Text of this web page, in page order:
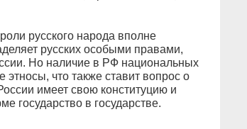
русского народа вполне
русских особыми правами,
Но наличие в РФ национальных
что также ставит вопрос о
имеет свою конституцию и
государство в государстве.